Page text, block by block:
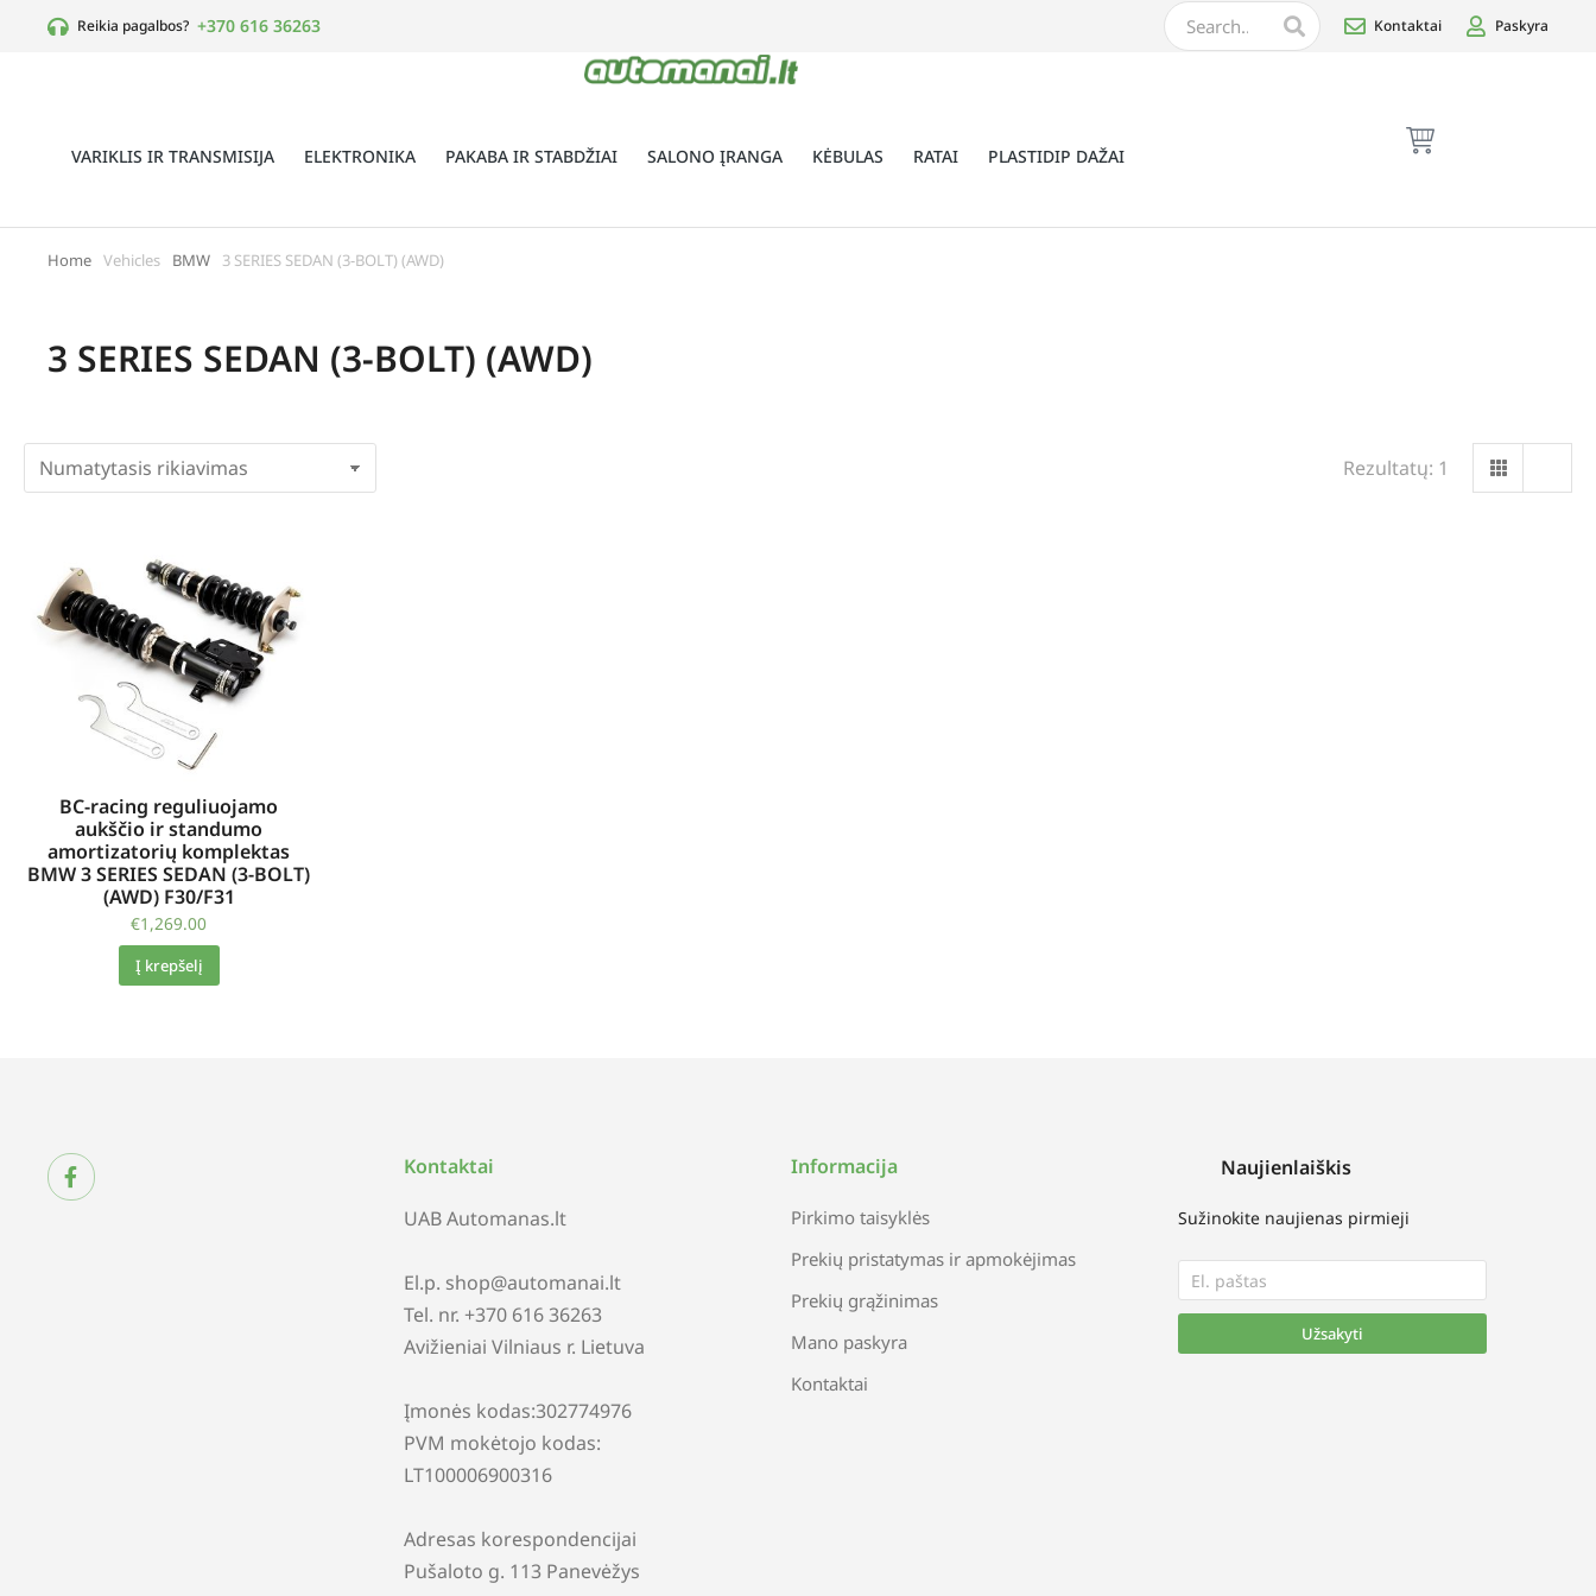
Reikia pagalbos? +370 616 36263 Kontaktai Paskyra
VARIKLIS IR TRANSMISIJA ELEKTRONIKA PAKABA IR STABDŽIAI SALONO ĮRANGA KĖBULAS RATAI PLASTIDIP DAŽAI
You are here:
Home Vehicles BMW 3 SERIES SEDAN (3-BOLT) (AWD)
3 SERIES SEDAN (3-BOLT) (AWD)
Rezultatų: 1
BC-racing reguliuojamo
aukščio ir standumo
amortizatorių komplektas
BMW 3 SERIES SEDAN (3-BOLT)
(AWD) F30/F31
€1,269.00
Į krepšelį
Kontaktai
UAB Automanas.lt
El.p. shop@automanai.lt
Tel. nr. +370 616 36263
Avižieniai Vilniaus r. Lietuva
Įmonės kodas:302774976
PVM mokėtojo kodas:
LT100006900316
Adresas korespondencijai
Pušaloto g. 113 Panevėžys
Informacija
Pirkimo taisyklės
Prekių pristatymas ir apmokėjimas
Prekių grąžinimas
Mano paskyra
Kontaktai
Naujienlaiškis
Sužinokite naujienas pirmieji
Užsakyti